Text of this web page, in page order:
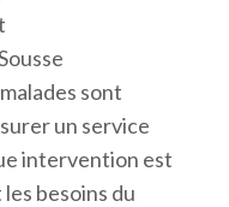
sont
un service
intervention est
besoins du